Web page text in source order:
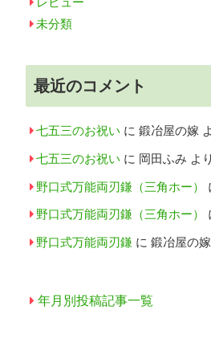
未分類
最近のコメント
七五三のお祝い に 鍛冶屋の嫁
七五三のお祝い に 岡田ふみ より
野口式万能両刃鎌（三角ホー）
野口式万能両刃鎌（三角ホー）
野口式万能両刃鎌 に 鍛冶屋の嫁
年月別投稿記事一覧